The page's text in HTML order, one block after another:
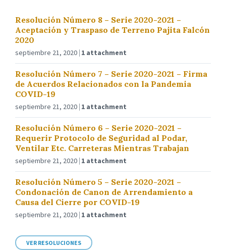
Resolución Número 8 – Serie 2020-2021 –
Aceptación y Traspaso de Terreno Pajita Falcón
2020
septiembre 21, 2020 1 attachment
Resolución Número 7 – Serie 2020-2021 – Firma
de Acuerdos Relacionados con la Pandemia
COVID-19
septiembre 21, 2020 1 attachment
Resolución Número 6 – Serie 2020-2021 –
Requerir Protocolo de Seguridad al Podar,
Ventilar Etc. Carreteras Mientras Trabajan
septiembre 21, 2020 1 attachment
Resolución Número 5 – Serie 2020-2021 –
Condonación de Canon de Arrendamiento a
Causa del Cierre por COVID-19
septiembre 21, 2020 1 attachment
VER RESOLUCIONES